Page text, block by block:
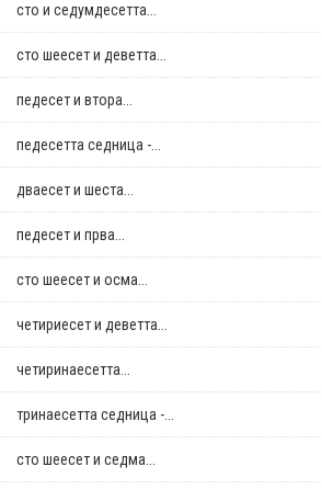
сто и седумдесетта...
сто шеесет и деветта...
педесет и втора...
педесетта седница -...
дваесет и шеста...
педесет и прва...
сто шеесет и осма...
четириесет и деветта...
четиринаесетта...
тринаесетта седница -...
сто шеесет и седма...